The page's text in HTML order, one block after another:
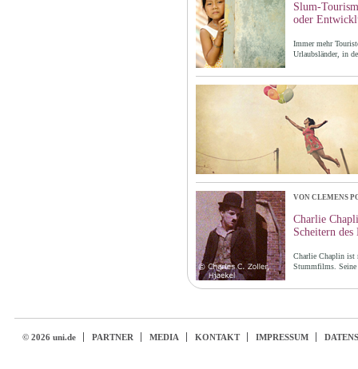
Slum-
oder
Immer mehr
Urlaubsländer, in
VON CLEMENS
Charlie
Scheitern
Charlie Chaplin ist
Stummfilms.
© 2026 uni.de PARTNER MEDIA KONTAKT IMPRESSUM